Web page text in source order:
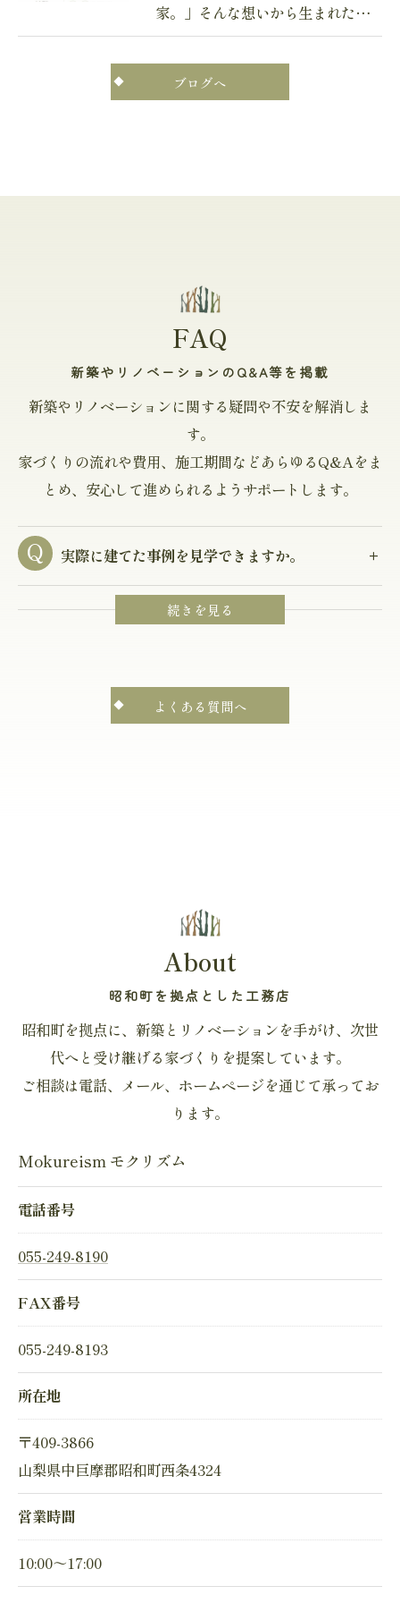
家。」そんな想いから生まれた…
ブログへ
新築やリノベーションのQ&A等を掲載
FAQ
新築やリノベーションに関する疑問や不安を解消しま
す。
家づくりの流れや費用、施工期間などあらゆるQ&Aをま
とめ、安心して進められるようサポートします。
実際に建てた事例を見学できますか。
よくある質問へ
昭和町を拠点とした工務店
About
昭和町を拠点に、新築とリノベーションを手がけ、次世
代へと受け継げる家づくりを提案しています。
ご相談は電話、メール、ホームページを通じて承ってお
ります。
Mokureism モクリズム
電話番号
055-249-8190
FAX番号
055-249-8193
所在地
〒409-3866
山梨県中巨摩郡昭和町西条4324
営業時間
10:00～17:00